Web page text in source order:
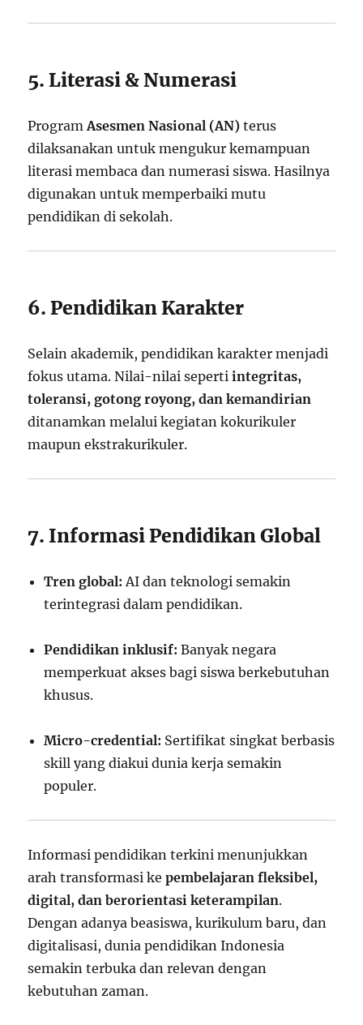
5. Literasi & Numerasi
ProgramAsesmen Nasional (AN) terus
dilaksanakan untuk mengukur kemampuan
literasi membaca dan numerasi siswa. Hasilnya
digunakan untuk memperbaiki mutu
pendidikan di sekolah.
6. Pendidikan Karakter
Selain akademik, pendidikan karakter menjadi
fokus utama. Nilai-nilai sepertiintegritas,
toleransi, gotong royong, dan kemandirian
ditanamkan melalui kegiatan kokurikuler
maupun ekstrakurikuler.
7. Informasi Pendidikan Global
Tren global: AI dan teknologi semakin
terintegrasi dalam pendidikan.
Pendidikan inklusif: Banyak negara
memperkuat akses bagi siswa berkebutuhan
khusus.
Micro-credential: Sertifikat singkat berbasis
skill yang diakui dunia kerja semakin
populer.
Informasi pendidikan terkini menunjukkan
arah transformasi kepembelajaran fleksibel,
digital, dan berorientasi keterampilan.
Dengan adanya beasiswa, kurikulum baru, dan
digitalisasi, dunia pendidikan Indonesia
semakin terbuka dan relevan dengan
kebutuhan zaman.